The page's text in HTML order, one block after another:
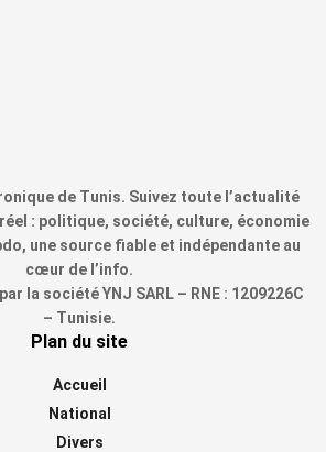
de Tunis. Suivez toute l’actualité
: politique, société, culture, économie
une source fiable et indépendante au
cœur de l’info.
la société YNJ SARL – RNE : 1209226C
– Tunisie.
Plan du site
Accueil
National
Divers